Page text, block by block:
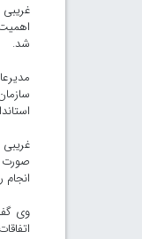
شد.
صورت